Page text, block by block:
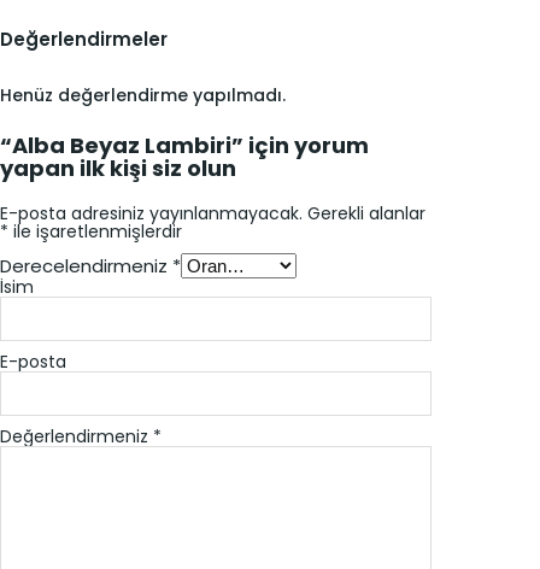
Değerlendirmeler
Henüz değerlendirme yapılmadı.
“Alba Beyaz Lambiri” için yorum
yapan ilk kişi siz olun
E-posta adresiniz yayınlanmayacak. Gerekli alanlar
* ile işaretlenmişlerdir
Derecelendirmeniz *
Değerlendirmeniz *
İsim
E-posta